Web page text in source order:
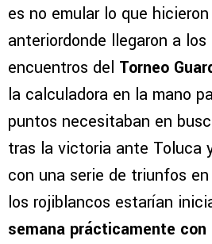
es no emular lo que
anteriordonde llegaron a
encuentros del Torneo
la calculadora en la mano
puntos necesitaban en
tras la victoria ante Toluca
con una serie de triunfos
los rojiblancos estarían
semana prácticamente